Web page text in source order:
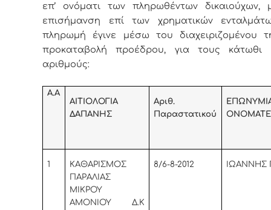
επ’ ονόματι των πληρωθέντων δικαιούχων,
επισήμανση επί των χρηματικών
πληρωμή έγινε μέσω του διαχειριζομένου
προκαταβολή προέδρου, για τους κάτωθι
αριθμούς:
Α.Α
ΑΙΤΙΟΛΟΓΙΑ
ΔΑΠΑΝΗΣ
Αριθ.
Παραστατικού
1
KAΘΑΡΙΣΜΟΣ
ΠΑΡΑΛΙΑΣ
ΜΙΚΡΟΥ
ΑΜΟΝΙΟΥ Δ.Κ
8/6-8-2012